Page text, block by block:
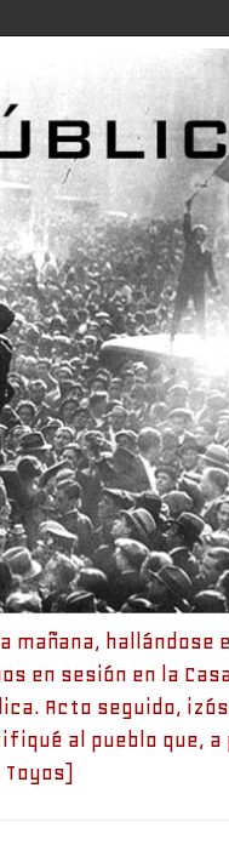
mañana, hallándose
en sesión en la
Acto seguido,
al pueblo que,